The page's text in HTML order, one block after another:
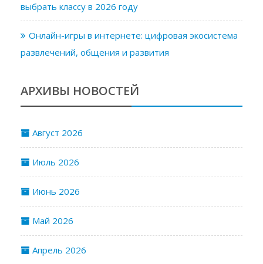
выбрать классу в 2026 году
Онлайн-игры в интернете: цифровая экосистема
развлечений, общения и развития
АРХИВЫ НОВОСТЕЙ
Август 2026
Июль 2026
Июнь 2026
Май 2026
Апрель 2026